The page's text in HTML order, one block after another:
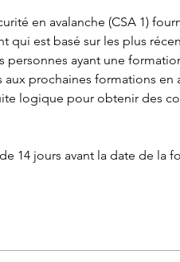
en avalanche (CSA 1)
qui est basé sur les plus
ayant une
prochaines formations en
logique pour obtenir des
14 jours avant la date de la